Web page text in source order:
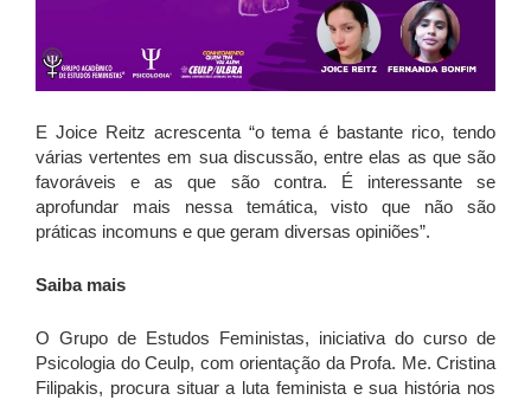
E Joice Reitz acrescenta “o tema é bastante rico, tendo
várias vertentes em sua discussão, entre elas as que são
favoráveis e as que são contra. É interessante se
aprofundar mais nessa temática, visto que não são
práticas incomuns e que geram diversas opiniões”.
Saiba mais
O Grupo de Estudos Feministas, iniciativa do curso de
Psicologia do Ceulp, com orientação da Profa. Me. Cristina
Filipakis, procura situar a luta feminista e sua história nos